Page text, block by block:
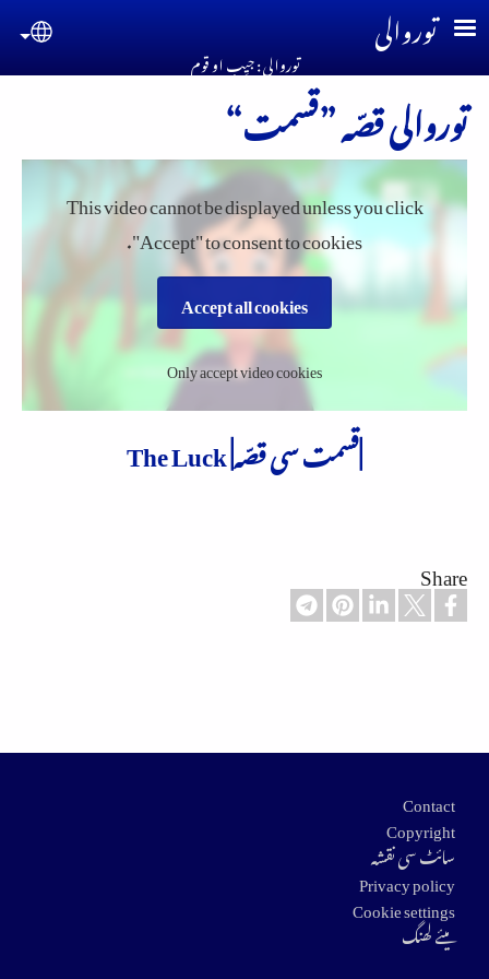
Skip to main content
توروالی
توروالی : جیِب او قوم
توروالی قصّہ ”قسمت“
This video cannot be displayed unless you click
"Accept" to consent to cookies.
Accept all cookies
Only accept video cookies
|قسمت سی قصّہ| The Luck
Share
Footer
Contact
Copyright
سائٹ سی نقشہ
Privacy policy
Cookie settings
میئے لھنگ